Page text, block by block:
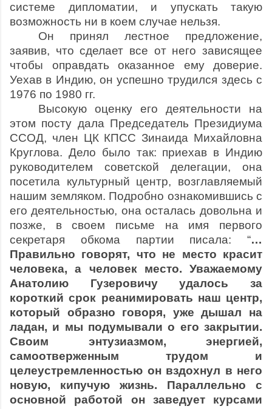
системе дипломатии, и упускать такую
возможность ни в коем случае нельзя.
Он принял лестное предложение,
заявив, что сделает все от него зависящее
чтобы оправдать оказанное ему доверие.
Уехав в Индию, он успешно трудился здесь с
1976 по 1980 гг.
Высокую оценку его деятельности на
этом посту дала Председатель Президиума
ССОД, член ЦК КПСС Зинаида Михайловна
Круглова. Дело было так: приехав в Индию
руководителем советской делегации, она
посетила культурный центр, возглавляемый
нашим земляком. Подробно ознакомившись с
его деятельностью, она осталась довольна и
позже, в своем письме на имя первого
секретаря обкома партии писала: “…
Правильно говорят, что не место красит
человека, а человек место. Уважаемому
Анатолию Гузеровичу удалось за
короткий срок реанимировать наш центр,
который образно говоря, уже дышал на
ладан, и мы подумывали о его закрытии.
Своим энтузиазмом, энергией,
самоотверженным трудом и
целеустремленностью он вздохнул в него
новую, кипучую жизнь. Параллельно с
основной работой он заведует курсами